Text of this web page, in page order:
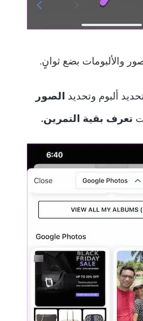
والألبومات بضع ثوانٍ.
ألبوم وتحديد الصور
تعرف بقية التمرين.